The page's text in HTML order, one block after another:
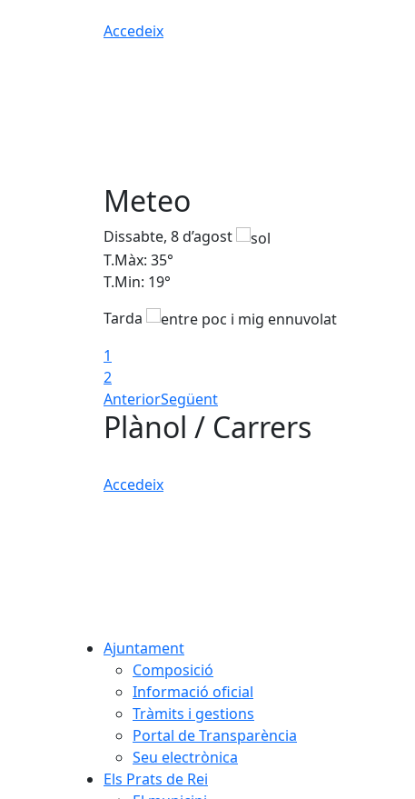
Accedeix
Meteo
Dissabte, 8 d’agost
T.Màx: 35°
T.Min: 19°
Tarda
1
2
AnteriorSegüent
Plànol / Carrers
Accedeix
Ajuntament
Composició
Informació oficial
Tràmits i gestions
Portal de Transparència
Seu electrònica
Els Prats de Rei